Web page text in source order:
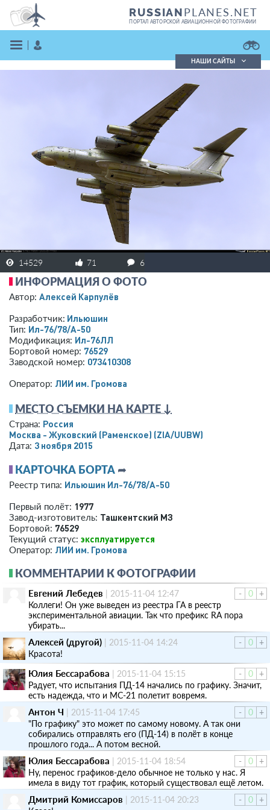
RUSSIANPLANES.NET
ПОРТАЛ АВТОРСКОЙ АВИАЦИОННОЙ ФОТОГРАФИИ
ВОЙТИ
ЗАРЕГИСТРИРОВАТЬСЯ
Подробно
НАШИ САЙТЫ
14529 71 6
ИНФОРМАЦИЯ О ФОТО
Автор: Алексей Карпулёв
Разработчик: Ильюшин
Тип: Ил-76/78/А-50
Модификация: Ил-76ЛЛ
Бортовой номер: 76529
Заводской номер: 073410308
Оператор: ЛИИ им. Громова
МЕСТО СЪЕМКИ НА КАРТЕ ↓
Страна: Россия
Москва - Жуковский (Раменское) (ZIA/UUBW)
Дата: 3 ноября 2015
КАРТОЧКА БОРТА ➦
Реестр типа: Ильюшин Ил-76/78/А-50
Первый полёт: 1977
Завод-изготовитель: Ташкентский МЗ
Бортовой: 76529
Текущий статус: эксплуатируется
Оператор: ЛИИ им. Громова
КОММЕНТАРИИ К ФОТОГРАФИИ
- 0 +
Евгений Лебедев | 2015-11-04 12:47
Коллеги! Он уже выведен из реестра ГА в реестр
экспериментальной авиации. Так что префикс RA пора
убирать...
-
0 +
Алексей (другой) | 2015-11-04 14:24
Красота!
-
0 +
Юлия Бессарабова | 2015-11-04 15:15
Радует, что испытания ПД-14 начались по графику. Значит,
есть надежда, что и МС-21 полетит вовремя.
-
0 +
Антон Ч | 2015-11-04 17:45
"По графику" это может по самому новому. А так они
собирались отправлять его (ПД-14) в полёт в конце
прошлого года... А потом весной.
-
0 +
Юлия Бессарабова | 2015-11-04 18:54
Ну, перенос графиков-дело обычное не только у нас. Я
имела в виду тот график, который существовал ещё летом.
-
0 +
Дмитрий Комиссаров | 2015-11-04 20:23